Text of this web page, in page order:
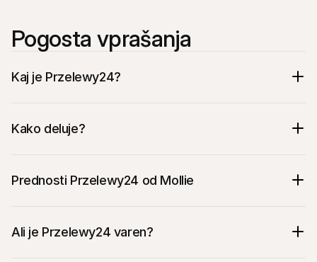
Pogosta vprašanja
Kaj je Przelewy24?
Kako deluje?
Prednosti Przelewy24 od Mollie
Ali je Przelewy24 varen?